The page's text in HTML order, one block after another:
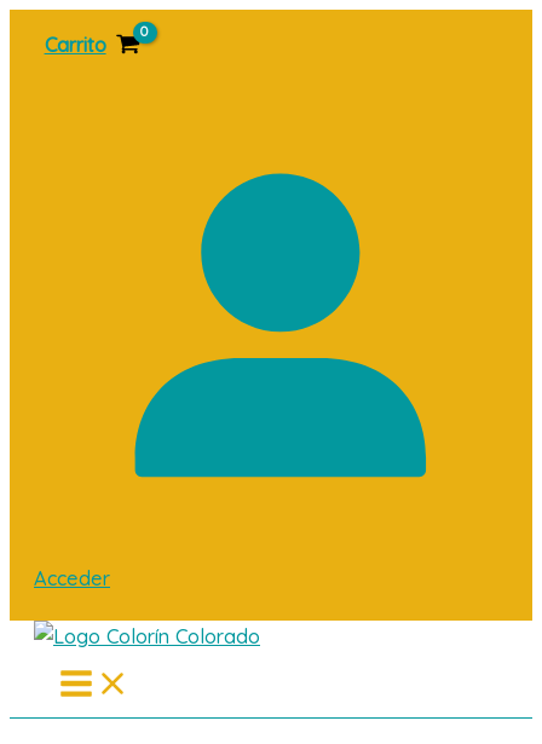
Carrito
Acceder
Main
Menu